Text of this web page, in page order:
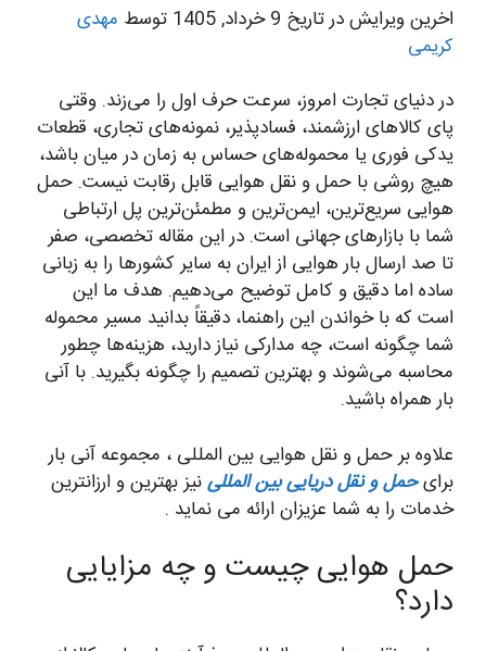
اخرین ویرایش در تاریخ 9 خرداد, 1405 توسط
مهدی
کریمی
در دنیای تجارت امروز، سرعت حرف اول را می‌زند. وقتی
پای کالاهای ارزشمند، فسادپذیر، نمونه‌های تجاری، قطعات
یدکی فوری یا محموله‌های حساس به زمان در میان باشد،
هیچ روشی با حمل و نقل هوایی قابل رقابت نیست. حمل
هوایی سریع‌ترین، ایمن‌ترین و مطمئن‌ترین پل ارتباطی
شما با بازارهای جهانی است. در این مقاله تخصصی، صفر
تا صد ارسال بار هوایی از ایران به سایر کشورها را به زبانی
ساده اما دقیق و کامل توضیح می‌دهیم. هدف ما این
است که با خواندن این راهنما، دقیقاً بدانید مسیر محموله
شما چگونه است، چه مدارکی نیاز دارید، هزینه‌ها چطور
محاسبه می‌شوند و بهترین تصمیم را چگونه بگیرید. با آنی
بار همراه باشید.
علاوه بر حمل و نقل هوایی بین المللی ، مجموعه آنی بار
برایحمل و نقل دریایی بین المللینیز بهترین و ارزانترین
خدمات را به شما عزیزان ارائه می نماید .
حمل هوایی چیست و چه مزایایی
دارد؟